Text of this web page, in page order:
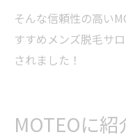
そんな信頼性の高い
すすめメンズ脱毛サ
されました！
MOTEOに